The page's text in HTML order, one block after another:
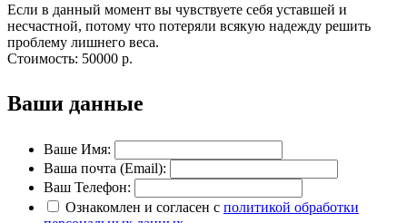
Если в данный момент вы чувствуете себя уставшей и
несчастной, потому что потеряли всякую надежду решить
проблему лишнего веса.
Стоимость: 50000 р.
Ваши данные
Ваше Имя:
Ваша почта (Email):
Ваш Телефон:
Ознакомлен и согласен с политикой обработки